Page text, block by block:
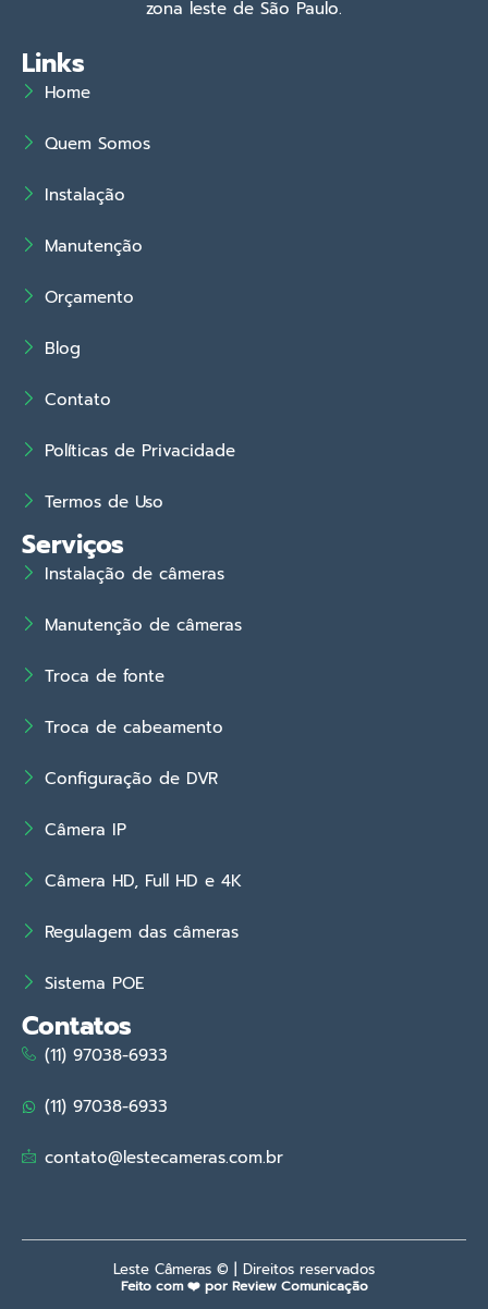
zona leste de São Paulo.
Links
Home
Quem Somos
Instalação
Manutenção
Orçamento
Blog
Contato
Políticas de Privacidade
Termos de Uso
Serviços
Instalação de câmeras
Manutenção de câmeras
Troca de fonte
Troca de cabeamento
Configuração de DVR
Câmera IP
Câmera HD, Full HD e 4K
Regulagem das câmeras
Sistema POE
Contatos
(11) 97038-6933
(11) 97038-6933
contato@lestecameras.com.br
Leste Câmeras © | Direitos reservados
Feito com ❤️ por Review Comunicação